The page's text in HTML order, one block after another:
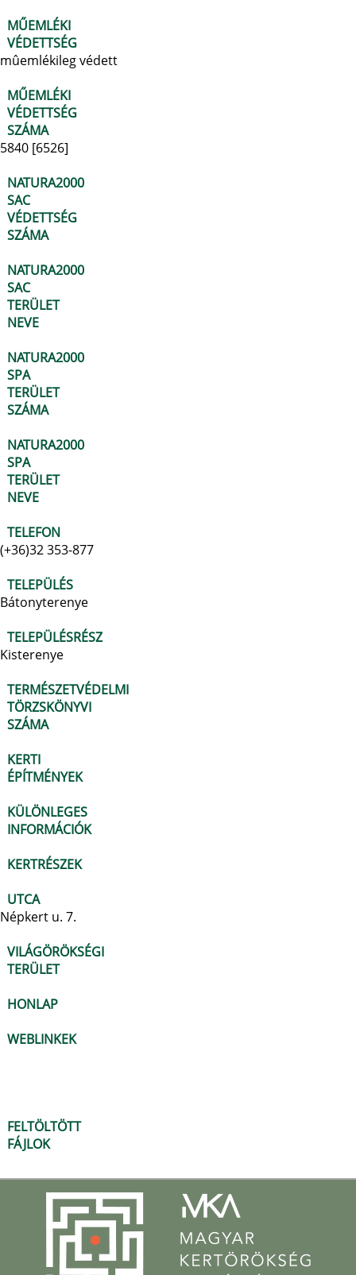
MŰEMLÉKI
VÉDETTSÉG
mûemlékileg védett
MŰEMLÉKI
VÉDETTSÉG
SZÁMA
5840 [6526]
NATURA2000
SAC
VÉDETTSÉG
SZÁMA
NATURA2000
SAC
TERÜLET
NEVE
NATURA2000
SPA
TERÜLET
SZÁMA
NATURA2000
SPA
TERÜLET
NEVE
TELEFON
(+36)32 353-877
TELEPÜLÉS
Bátonyterenye
TELEPÜLÉSRÉSZ
Kisterenye
TERMÉSZETVÉDELMI
TÖRZSKÖNYVI
SZÁMA
KERTI
ÉPÍTMÉNYEK
KÜLÖNLEGES
INFORMÁCIÓK
KERTRÉSZEK
UTCA
Népkert u. 7.
VILÁGÖRÖKSÉGI
TERÜLET
HONLAP
WEBLINKEK
FELTÖLTÖTT
FÁJLOK